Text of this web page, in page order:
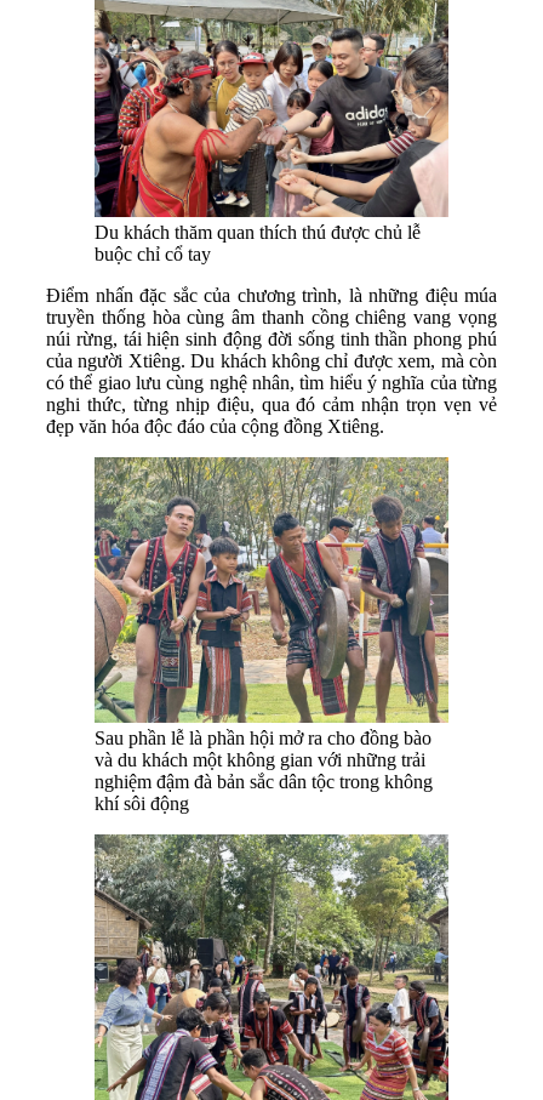
Du khách thăm quan thích thú được chủ lễ
buộc chỉ cổ tay
Điểm nhấn đặc sắc của chương trình, là những điệu múa
truyền thống hòa cùng âm thanh cồng chiêng vang vọng
núi rừng, tái hiện sinh động đời sống tinh thần phong phú
của người Xtiêng. Du khách không chỉ được xem, mà còn
có thể giao lưu cùng nghệ nhân, tìm hiểu ý nghĩa của từng
nghi thức, từng nhịp điệu, qua đó cảm nhận trọn vẹn vẻ
đẹp văn hóa độc đáo của cộng đồng Xtiêng.
Sau phần lễ là phần hội mở ra cho đồng bào
và du khách một không gian với những trải
nghiệm đậm đà bản sắc dân tộc trong không
khí sôi động